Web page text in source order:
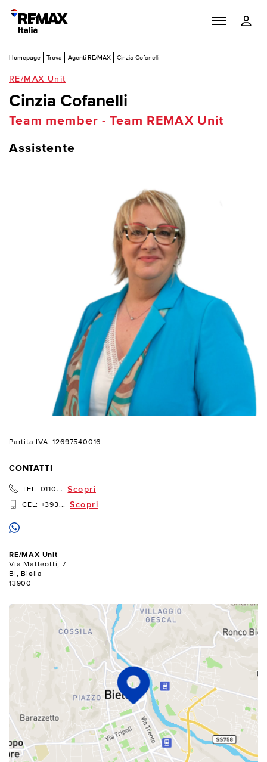
Homepage Trova Agenti RE/MAX Cinzia Cofanelli
RE/MAX Unit
Cinzia Cofanelli
Team member - Team REMAX Unit
Assistente
Partita IVA: 12697540016
CONTATTI
TEL: 0110... Scopri
CEL: +393... Scopri
RE/MAX Unit
Via Matteotti, 7
BI, Biella
13900